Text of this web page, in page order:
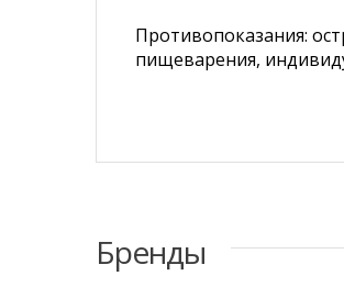
Противопоказания:
пищеварения,
Бренды